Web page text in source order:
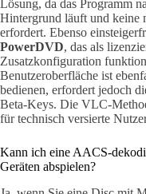
Lösung, da das Programm
Hintergrund läuft und keine
erfordert. Ebenso
PowerDVD, das als
Zusatzkonfiguration
Benutzeroberfläche ist
bedienen, erfordert jedoch
Beta-Keys. Die VLC-
für technisch versierte
Kann ich eine AACS-
Geräten abspielen?